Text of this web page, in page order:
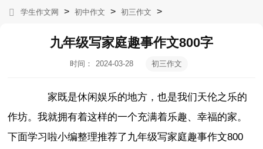
学生作文网 > 初中作文 > 初三作文 >
九年级写家庭趣事作文800字
时间：
2024-03-28
初三作文
家既是休闲娱乐的地方，也是我们天伦之乐的
作坊。我就拥有着这样的一个充满着乐趣、幸福的家。
下面学习啦小编整理推荐了九年级写家庭趣事作文800